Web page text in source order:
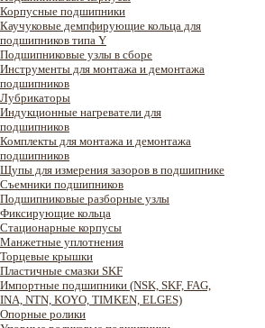
Корпусные подшипники
Каучуковые демпфирующие кольца для
подшипников типа Y
Подшипниковые узлы в сборе
Инструменты для монтажа и демонтажа
подшипников
Лубрикаторы
Индукционные нагреватели для
подшипников
Комплекты для монтажа и демонтажа
подшипников
Щупы для измерения зазоров в подшипнике
Съемники подшипников
Подшипниковые разборные узлы
Фиксирующие кольца
Стационарные корпусы
Манжетные уплотнения
Торцевые крышки
Пластичные смазки SKF
Импортные подшипники (NSK, SKF, FAG,
INA, NTN, KOYO, TIMKEN, ELGES)
Опорные ролики